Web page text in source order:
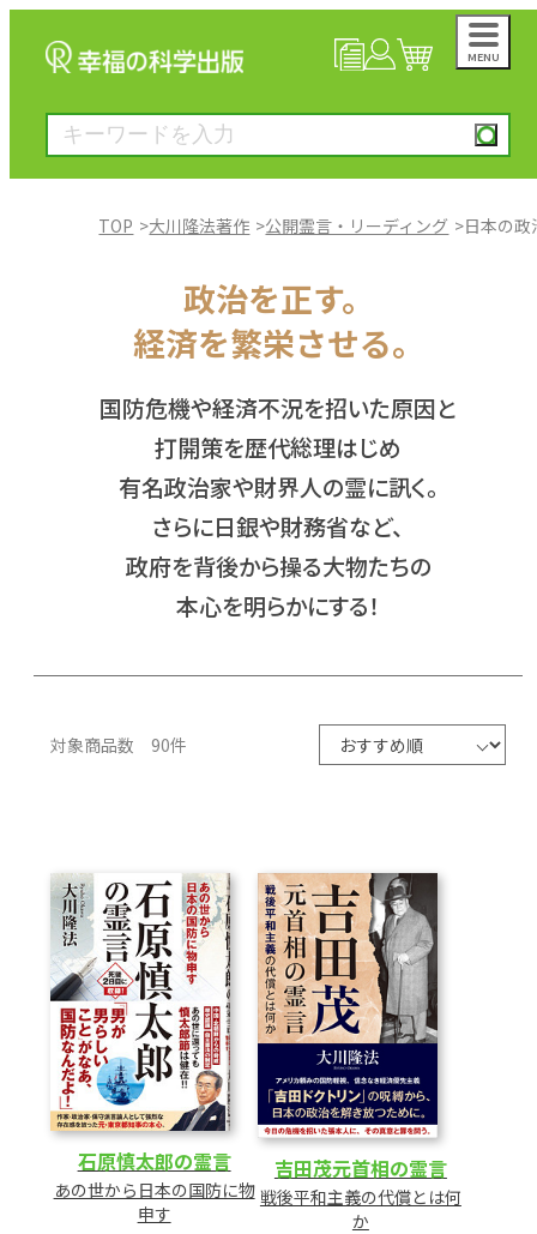
MENU
大川隆法著作
一般書
絵本
雑誌
CD
雑貨
TOP 大川隆法著作 公開霊言・リーディング 日本の
政治を正す。
経済を繁栄させる。
国防危機や経済不況を招いた原因と
打開策を歴代総理はじめ
有名政治家や財界人の霊に訊く。
さらに日銀や財務省など、
政府を背後から操る大物たちの
本心を明らかにする！
対象商品数 90件
石原慎太郎の霊言
あの世から日本の国防に物
申す
吉田茂元首相の霊言
戦後平和主義の代償とは何
か